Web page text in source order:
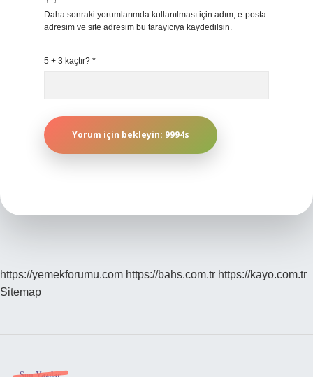
Daha sonraki yorumlarımda kullanılması için adım, e-posta
adresim ve site adresim bu tarayıcıya kaydedilsin.
5 + 3 kaçtır? *
https://yemekforumu.com https://bahs.com.tr https://kayo.com.tr
Sitemap
Son Yazılar